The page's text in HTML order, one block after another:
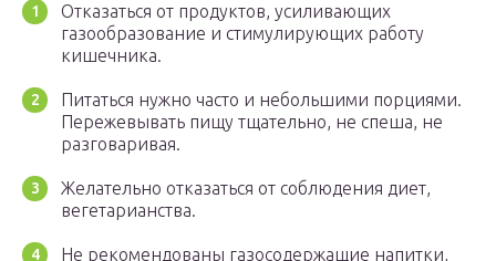
Отказаться от продуктов, усиливающих
газообразование и стимулирующих работу
кишечника.
Питаться нужно часто и небольшими порциями.
Пережевывать пищу тщательно, не спеша, не
разговаривая.
Желательно отказаться от соблюдения диет,
вегетарианства.
Не рекомендованы газосодержащие напитки,